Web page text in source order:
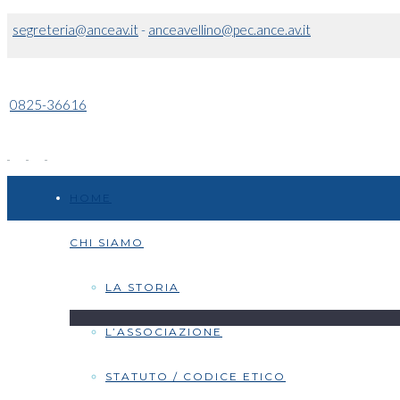
segreteria@anceav.it- anceavellino@pec.ance.av.it
0825-36616
CHI SIAMO
LA STORIA
L’ASSOCIAZIONE
STATUTO / CODICE ETICO